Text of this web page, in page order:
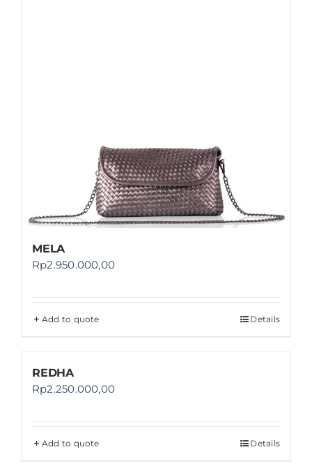
MELA
Rp2.950.000,00
Add to quote Details
REDHA
Rp2.250.000,00
Add to quote Details